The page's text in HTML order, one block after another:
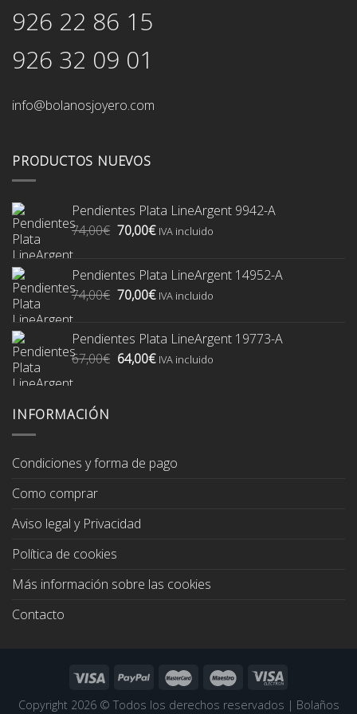
926 22 86 15
926 32 09 01
info@bolanosjoyero.com
PRODUCTOS NUEVOS
Pendientes Plata LineArgent 9942-A
74,00€ El
era:
74,00€.
70,00€El
es:
70,00€.
IVA incluido
Pendientes Plata LineArgent 14952-A
74,00€ El
era:
74,00€.
70,00€El
es:
70,00€.
IVA incluido
Pendientes Plata LineArgent 19773-A
67,00€ El
64,00€ElIVA incluido
INFORMACIÓN
Condiciones y forma de pago
Como comprar
Aviso legal y Privacidad
Política de cookies
Más información sobre las cookies
Contacto
Copyright 2026 © Todos los derechos reservados | Bolaños